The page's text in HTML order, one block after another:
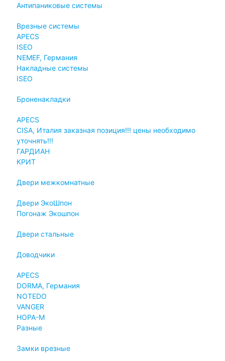
Антипаниковые системы
Врезные системы
APECS
ISEO
NEMEF, Германия
Накладные системы
ISEO
Броненакладки
APECS
CISA, Италия заказная позиция!!! цены необходимо
уточнять!!!
ГАРДИАН
КРИТ
Двери межкомнатные
Двери ЭкоШпон
Погонаж Экошпон
Двери стальные
Доводчики
APECS
DORMA, Германия
NOTEDO
VANGER
НОРА-М
Разные
Замки врезные